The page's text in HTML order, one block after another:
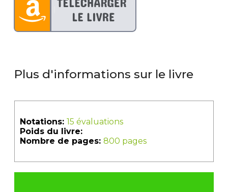
Plus d'informations sur le livre
Notations: 15 évaluations
Poids du livre:
Nombre de pages: 800 pages